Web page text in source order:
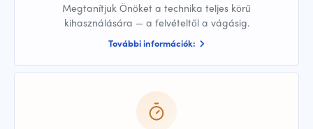
Megtanítjuk Önöket a technika teljes körű
kihasználására — a felvételtől a vágásig.
További információk: